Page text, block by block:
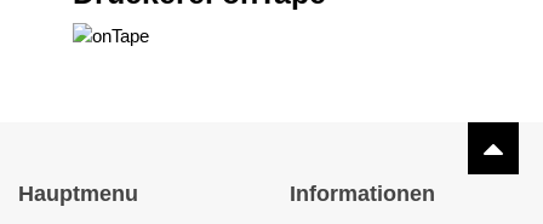
Hauptmenu Informationen